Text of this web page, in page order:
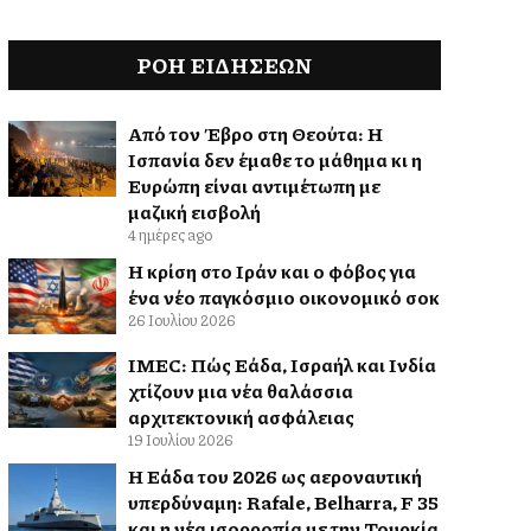
ΡΟΗ ΕΙΔΉΣΕΩΝ
Από τον Έβρο στη Θεούτα: Η
Ισπανία δεν έμαθε το μάθημα κι η
Ευρώπη είναι αντιμέτωπη με
μαζική εισβολή
4 ημέρες ago
Η κρίση στο Ιράν και ο φόβος για
ένα νέο παγκόσμιο οικονομικό σοκ
26 Ιουλίου 2026
IMEC: Πώς Ελλάδα, Ισραήλ και Ινδία
χτίζουν μια νέα θαλάσσια
αρχιτεκτονική ασφάλειας
19 Ιουλίου 2026
Η Ελλάδα του 2026 ως αεροναυτική
υπερδύναμη: Rafale, Belharra, F 35